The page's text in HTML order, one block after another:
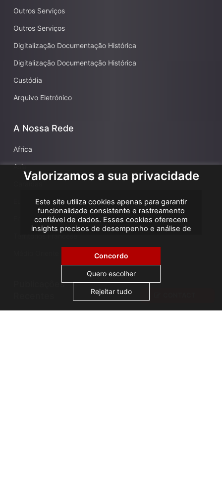
Outros Serviços
Outros Serviços
Digitalização Documentação Histórica
Digitalização Documentação Histórica
Custódia
Arquivo Eletrónico
A Nossa Rede
Africa
Asia
Europa
França
Territórios Francese
Publicaçôes
Valorizamos a sua privacidade
Este site utiliza cookies apenas para garantir
funcionalidade consistente e rastreamento
confiável de dados. Esses cookies oferecem
insights precisos de desempenho e análise de
experiência. Não utilizamos cookies para
publicidade ou remarketing, e nenhum dado
pessoal é vendido ou compartilhado com
terceiros. Ao clicar em "Aceitar todos", você
consente com o uso de cookies.
Concordo
Quero escolher
Rejeitar tudo